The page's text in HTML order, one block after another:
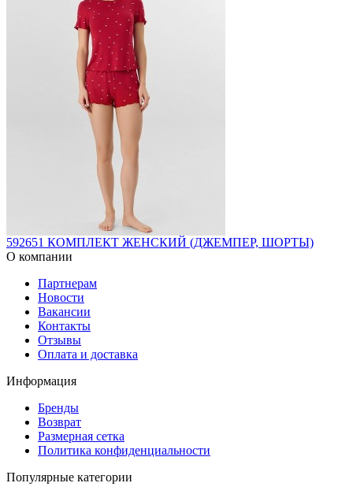
592651 КОМПЛЕКТ ЖЕНСКИЙ (ДЖЕМПЕР, ШОРТЫ)
О компании
Партнерам
Новости
Вакансии
Контакты
Отзывы
Оплата и доставка
Информация
Бренды
Возврат
Размерная сетка
Политика конфиденциальности
Популярные категории